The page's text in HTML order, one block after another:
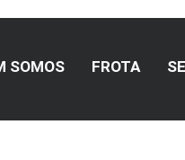
SOMOS FROTA